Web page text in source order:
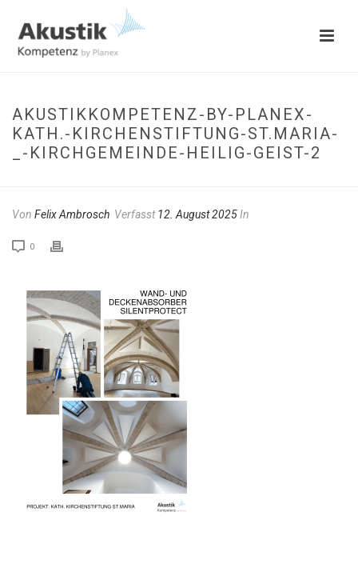
AKUSTIKKOMPETENZ-BY-PLANEX-
KATH.-KIRCHENSTIFTUNG-ST.MARIA-
_-KIRCHGEMEINDE-HEILIG-GEIST-2
Von Felix Ambrosch Verfasst12. August 2025In
0